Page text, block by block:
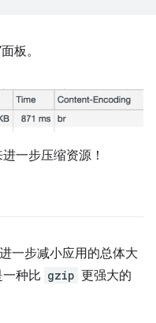
板。
一步压缩资源！
一步减小应用的总体大
一种比 gzip 更强大的